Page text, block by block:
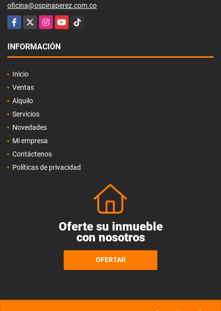
oficina@ospinaperez.com.co
Facebook
X InstagramYouTubeTikTok
INFORMACIÓN
Inicio
Ventas
Alquilo
Servicios
Novedades
Mi empresa
Contáctenos
Políticas de privacidad
Oferte su inmueble
con nosotros
OFERTAR